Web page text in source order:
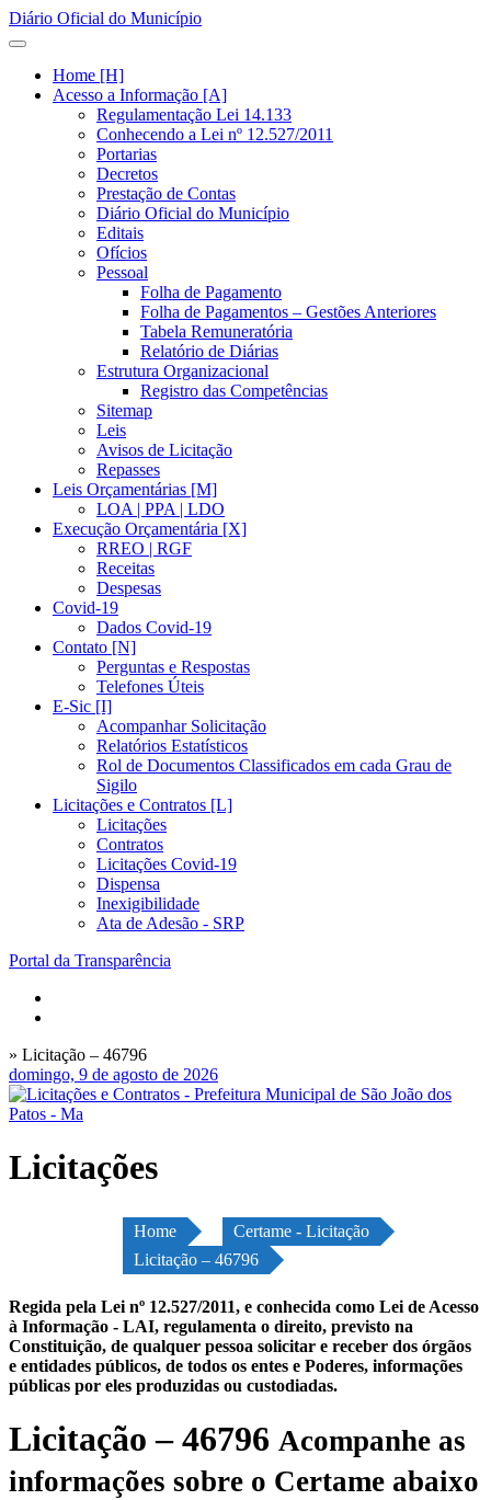
Diário Oficial do Município
Home [H]
Acesso a Informação [A]
Regulamentação Lei 14.133
Conhecendo a Lei nº 12.527/2011
Portarias
Decretos
Prestação de Contas
Diário Oficial do Município
Editais
Ofícios
Pessoal
Folha de Pagamento
Folha de Pagamentos – Gestões Anteriores
Tabela Remuneratória
Relatório de Diárias
Estrutura Organizacional
Registro das Competências
Sitemap
Leis
Avisos de Licitação
Repasses
Leis Orçamentárias [M]
LOA | PPA | LDO
Execução Orçamentária [X]
RREO | RGF
Receitas
Despesas
Covid-19
Dados Covid-19
Contato [N]
Perguntas e Respostas
Telefones Úteis
E-Sic [I]
Acompanhar Solicitação
Relatórios Estatísticos
Rol de Documentos Classificados em cada Grau de
Sigilo
Licitações e Contratos [L]
Licitações
Contratos
Licitações Covid-19
Dispensa
Inexigibilidade
Ata de Adesão - SRP
Portal da Transparência
» Licitação – 46796
domingo, 9 de agosto de 2026
Licitações
Home
Certame - Licitação
Licitação – 46796
Regida pela Lei nº 12.527/2011, e conhecida como Lei de Acesso
à Informação - LAI, regulamenta o direito, previsto na
Constituição, de qualquer pessoa solicitar e receber dos órgãos
e entidades públicos, de todos os entes e Poderes, informações
públicas por eles produzidas ou custodiadas.
Licitação – 46796 Acompanhe as
informações sobre o Certame abaixo